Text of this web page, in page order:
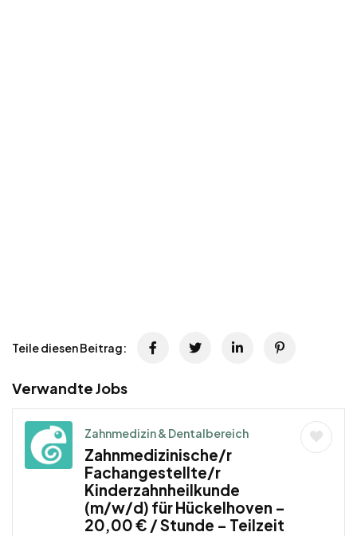
Teile diesen Beitrag:
Verwandte Jobs
Zahnmedizin & Dentalbereich
Zahnmedizinische/r
Fachangestellte/r
Kinderzahnheilkunde
(m/w/d) für Hückelhoven –
20,00 € / Stunde – Teilzeit